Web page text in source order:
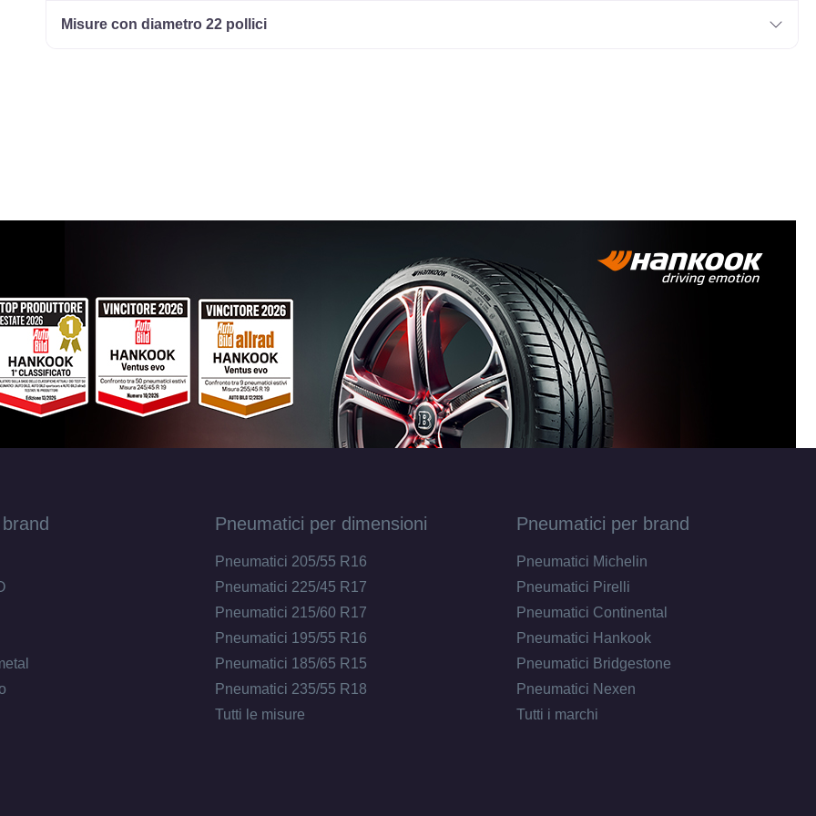
Misure con diametro 22 pollici
Pneumatici per dimensioni
Pneumatici 205/55 R16
Pneumatici 225/45 R17
Pneumatici 215/60 R17
Pneumatici 195/55 R16
Pneumatici 185/65 R15
Pneumatici 235/55 R18
Tutti le misure
Pneumatici per brand
Pneumatici Michelin
Pneumatici Pirelli
Pneumatici Continental
Pneumatici Hankook
Pneumatici Bridgestone
Pneumatici Nexen
Tutti i marchi